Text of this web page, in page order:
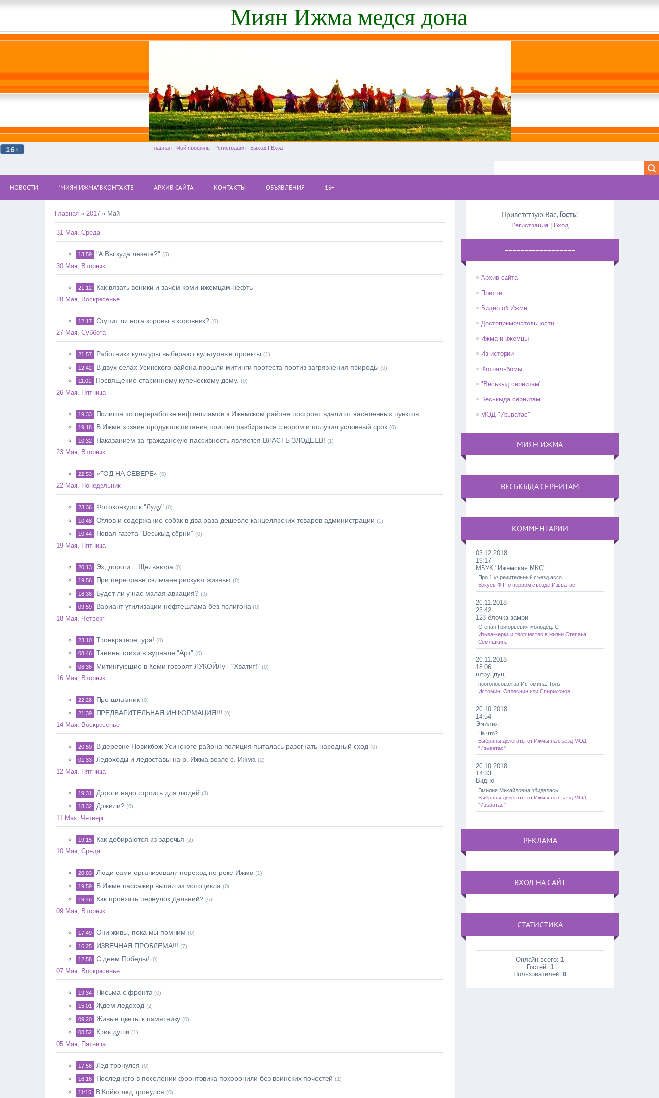
Миян Ижма медся дона
Главная | Мой профиль | Регистрация | Выход | Вход
НОВОСТИ "МИЯН ИЖМА" ВКОНТАКТЕ АРХИВ САЙТА КОНТАКТЫ ОБЪЯВЛЕНИЯ 16+
Главная » 2017 » Май
31 Мая, Среда
13:59 "А Вы куда лезете?" (5)
30 Мая, Вторник
21:12 Как вязать веники и зачем коми-ижемцам нефть
28 Мая, Воскресенье
12:17 Ступит ли нога коровы в коровник? (0)
27 Мая, Суббота
21:57 Работники культуры выбирают культурные проекты (1)
12:42 В двух селах Усинского района прошли митинги протеста против загрязнения природы (0)
11:01 Посвящение старинному купеческому дому. (0)
26 Мая, Пятница
19:33 Полигон по переработке нефтешламов в Ижемском районе построят вдали от населенных пунктов
19:18 В Ижме хозяин продуктов питания пришел разбираться с вором и получил условный срок (0)
10:32 Наказанием за гражданскую пассивность является ВЛАСТЬ ЗЛОДЕЕВ! (1)
23 Мая, Вторник
22:53 «ГОД НА СЕВЕРЕ» (0)
22 Мая, Понедельник
23:36 Фотоконкурс к "Луду" (0)
10:48 Отлов и содержание собак в два раза дешевле канцелярских товаров администрации (1)
10:44 Новая газета "Веськыд сёрни" (0)
19 Мая, Пятница
20:13 Эх, дороги... Щельяюра (0)
19:56 При переправе сельчане рискуют жизнью (0)
18:38 Будет ли у нас малая авиация? (0)
09:59 Вариант утилизации нефтешлама без полигона (0)
18 Мая, Четверг
23:10 Троекратное ура! (0)
08:46 Танины стихи в журнале "Арт" (0)
08:36 Митингующие в Коми говорят ЛУКОЙЛу - "Хватит!" (0)
16 Мая, Вторник
22:28 Про шламник (0)
21:39 ПРЕДВАРИТЕЛЬНАЯ ИНФОРМАЦИЯ!!! (0)
14 Мая, Воскресенье
20:50 В деревне Новикбож Усинского района полиция пыталась разогнать народный сход (0)
01:33 Ледоходы и ледоставы на р. Ижма возле с. Ижма (2)
12 Мая, Пятница
19:31 Дороги надо строить для людей (3)
18:32 Дожили? (0)
11 Мая, Четверг
19:15 Как добираются из заречья (2)
10 Мая, Среда
20:03 Люди сами организовали переход по реке Ижма (1)
19:59 В Ижме пассажир выпал из мотоцикла (0)
19:46 Как проехать переулок Дальний? (0)
09 Мая, Вторник
17:49 Они живы, пока мы помним (0)
16:25 ИЗВЕЧНАЯ ПРОБЛЕМА!!! (7)
12:58 С днем Победы! (0)
07 Мая, Воскресенье
19:34 Письма с фронта (0)
15:01 Ждем ледоход (2)
09:20 Живые цветы к памятнику (0)
08:52 Крик души (1)
05 Мая, Пятница
17:58 Лед тронулся (0)
16:16 Последнего в поселении фронтовика похоронили без воинских почестей (1)
11:15 В Койю лед тронулся (0)
Приветствую Вас, Гость!
Регистрация| Вход
==================
Архив сайта
Притчи
Видео об Ижме
Достопримечательности
Ижма и ижемцы
Из истории
Фотоальбомы
"Веськыд сернитам"
Веськыда сёрнитам
МОД "Изьватас"
МИЯН ИЖМА
ВЕСЬКЫДА СЁРНИТАМ
КОММЕНТАРИИ
03.12.2018
19:17
МБУК "Ижемская МКС"
Про 1 учредительный съезд ассо
Вокуев Ф.Г. о первом съезде Изьватас
20.11.2018
23:42
123 ёлочка замри
Степан Григорьевич молодец. С
Изьва-керка и творчество в жизни Степана
Семяшкина
20.11.2018
18:06
штруцпуц
проголосовал за Истомина. Толь
Истомин, Оплеснин или Спиридонов
20.10.2018
14:54
Эмилия
На что?
Выбраны делегаты от Ижмы на съезд МОД
"Изьватас"
20.10.2018
14:33
Видно
Эмилия Михайловна обиделась...
Выбраны делегаты от Ижмы на съезд МОД
"Изьватас"
РЕКЛАМА
ВХОД НА САЙТ
СТАТИСТИКА
Онлайн всего:1
Гостей: 1
Пользователей:0